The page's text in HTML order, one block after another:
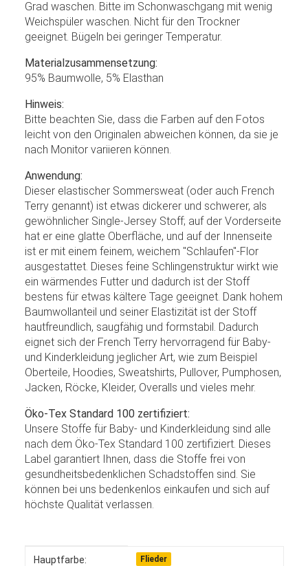
Grad waschen. Bitte im Schonwaschgang mit wenig
Weichspüler waschen. Nicht für den Trockner
geeignet. Bügeln bei geringer Temperatur.
Materialzusammensetzung:
95% Baumwolle, 5% Elasthan
Hinweis:
Bitte beachten Sie, dass die Farben auf den Fotos
leicht von den Originalen abweichen können, da sie je
nach Monitor variieren können.
Anwendung:
Dieser elastischer Sommersweat (oder auch French
Terry genannt) ist etwas dickerer und schwerer, als
gewöhnlicher Single-Jersey Stoff; auf der Vorderseite
hat er eine glatte Oberfläche, und auf der Innenseite
ist er mit einem feinem, weichem "Schlaufen"-Flor
ausgestattet. Dieses feine Schlingenstruktur wirkt wie
ein wärmendes Futter und dadurch ist der Stoff
bestens für etwas kältere Tage geeignet. Dank hohem
Baumwollanteil und seiner Elastizität ist der Stoff
hautfreundlich, saugfähig und formstabil. Dadurch
eignet sich der French Terry hervorragend für Baby-
und Kinderkleidung jeglicher Art, wie zum Beispiel
Oberteile, Hoodies, Sweatshirts, Pullover, Pumphosen,
Jacken, Röcke, Kleider, Overalls und vieles mehr.
Öko-Tex Standard 100 zertifiziert:
Unsere Stoffe für Baby- und Kinderkleidung sind alle
nach dem Öko-Tex Standard 100 zertifiziert. Dieses
Label garantiert Ihnen, dass die Stoffe frei von
gesundheitsbedenklichen Schadstoffen sind. Sie
können bei uns bedenkenlos einkaufen und sich auf
höchste Qualität verlassen.
Produkteigenschaft
Wert
Hauptfarbe: Flieder